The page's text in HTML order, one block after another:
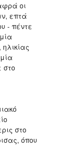
οι
επτά
- πέντε
στο
στο
όπου